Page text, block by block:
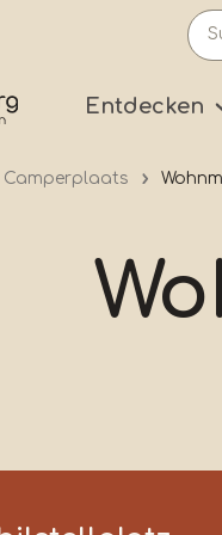
Entdecken
Camperplaats